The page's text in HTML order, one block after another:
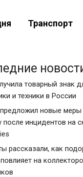
Транспорт
товарный знак
и техники в России
предложил новые
после инцидентов на
рассказали, как
на